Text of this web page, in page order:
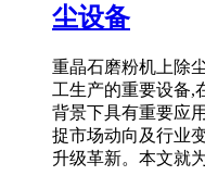
尘设备
重晶石磨粉机上除
工生产的重要设备,
背景下具有重要应
捉市场动向及行业
升级革新。本文就